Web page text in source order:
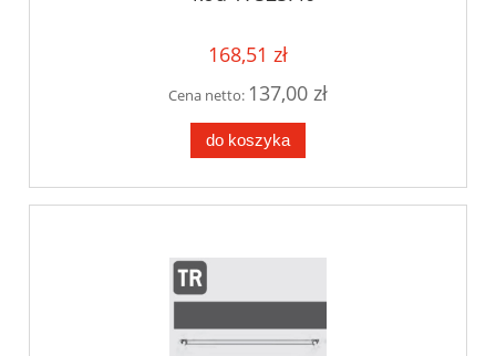
168,51 zł
Cena netto: 137,00 zł
do koszyka